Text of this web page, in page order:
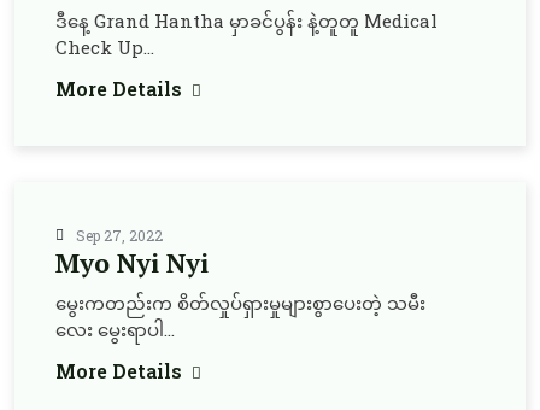
ဒီနေ့ Grand Hantha မှာခင်ပွန်း နဲ့တူတူ Medical
Check Up...
More Details
Sep 27, 2022
Myo Nyi Nyi
မွေးကတည်းက စိတ်လှုပ်ရှားမှုများစွာပေးတဲ့ သမီး
လေး မွေးရာပါ...
More Details